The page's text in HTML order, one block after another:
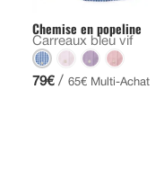
Chemise en popeline
Carreaux bleu vif
79€ / 65€ Multi-Achat